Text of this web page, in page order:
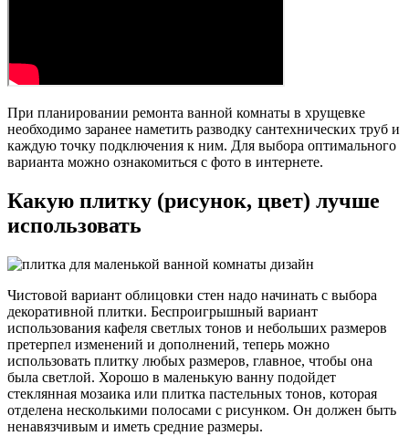
При планировании ремонта ванной комнаты в хрущевке
необходимо заранее наметить разводку сантехнических труб и
каждую точку подключения к ним. Для выбора оптимального
варианта можно ознакомиться с фото в интернете.
Какую плитку (рисунок, цвет) лучше
использовать
Чистовой вариант облицовки стен надо начинать с выбора
декоративной плитки. Беспроигрышный вариант
использования кафеля светлых тонов и небольших размеров
претерпел изменений и дополнений, теперь можно
использовать плитку любых размеров, главное, чтобы она
была светлой. Хорошо в маленькую ванну подойдет
стеклянная мозаика или плитка пастельных тонов, которая
отделена несколькими полосами с рисунком. Он должен быть
ненавязчивым и иметь средние размеры.